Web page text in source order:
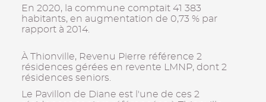
En 2020, la commune comptait 41 383
habitants, en augmentation de 0,73 % par
rapport à 2014.
À Thionville, Revenu Pierre référence 2
résidences gérées en revente LMNP, dont 2
résidences seniors.
Le Pavillon de Diane est l'une de ces 2